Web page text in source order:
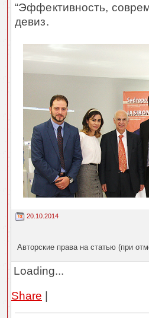
“Эффективность,
девиз.
20.10.2014
Авторские права на статью (при
Loading...
Share |